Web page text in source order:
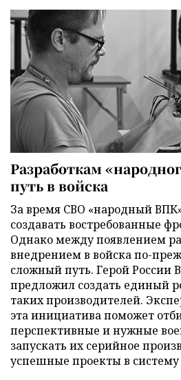
Разработкам
путь в войска
За время СВО «народный
создавать востребованные
Однако между появлением
внедрением в войска по-
сложный путь. Герой России
предложил создать единый
таких производителей.
эта инициатива поможет
перспективные и нужные
запускать их серийное
успешные проекты в